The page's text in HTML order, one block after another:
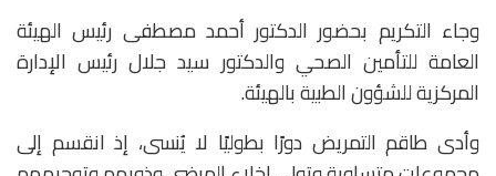
وجاء التكريم بحضور الدكتور أحمد مصطفى رئيس الهيئة
العامة للتأمين الصحي والدكتور سيد جلال رئيس الإدارة
المركزية للشؤون الطبية بالهيئة.
وأدى طاقم التمريض دورًا بطوليًا لا يُنسى، إذ انقسم إلى